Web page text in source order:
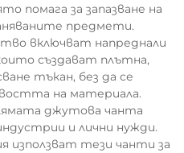
помага за запазване на
предмети.
включват напреднали
създават плътна,
тъкан, без да се
на материала.
джутова чанта
и лични нужди.
използват тези чанти за